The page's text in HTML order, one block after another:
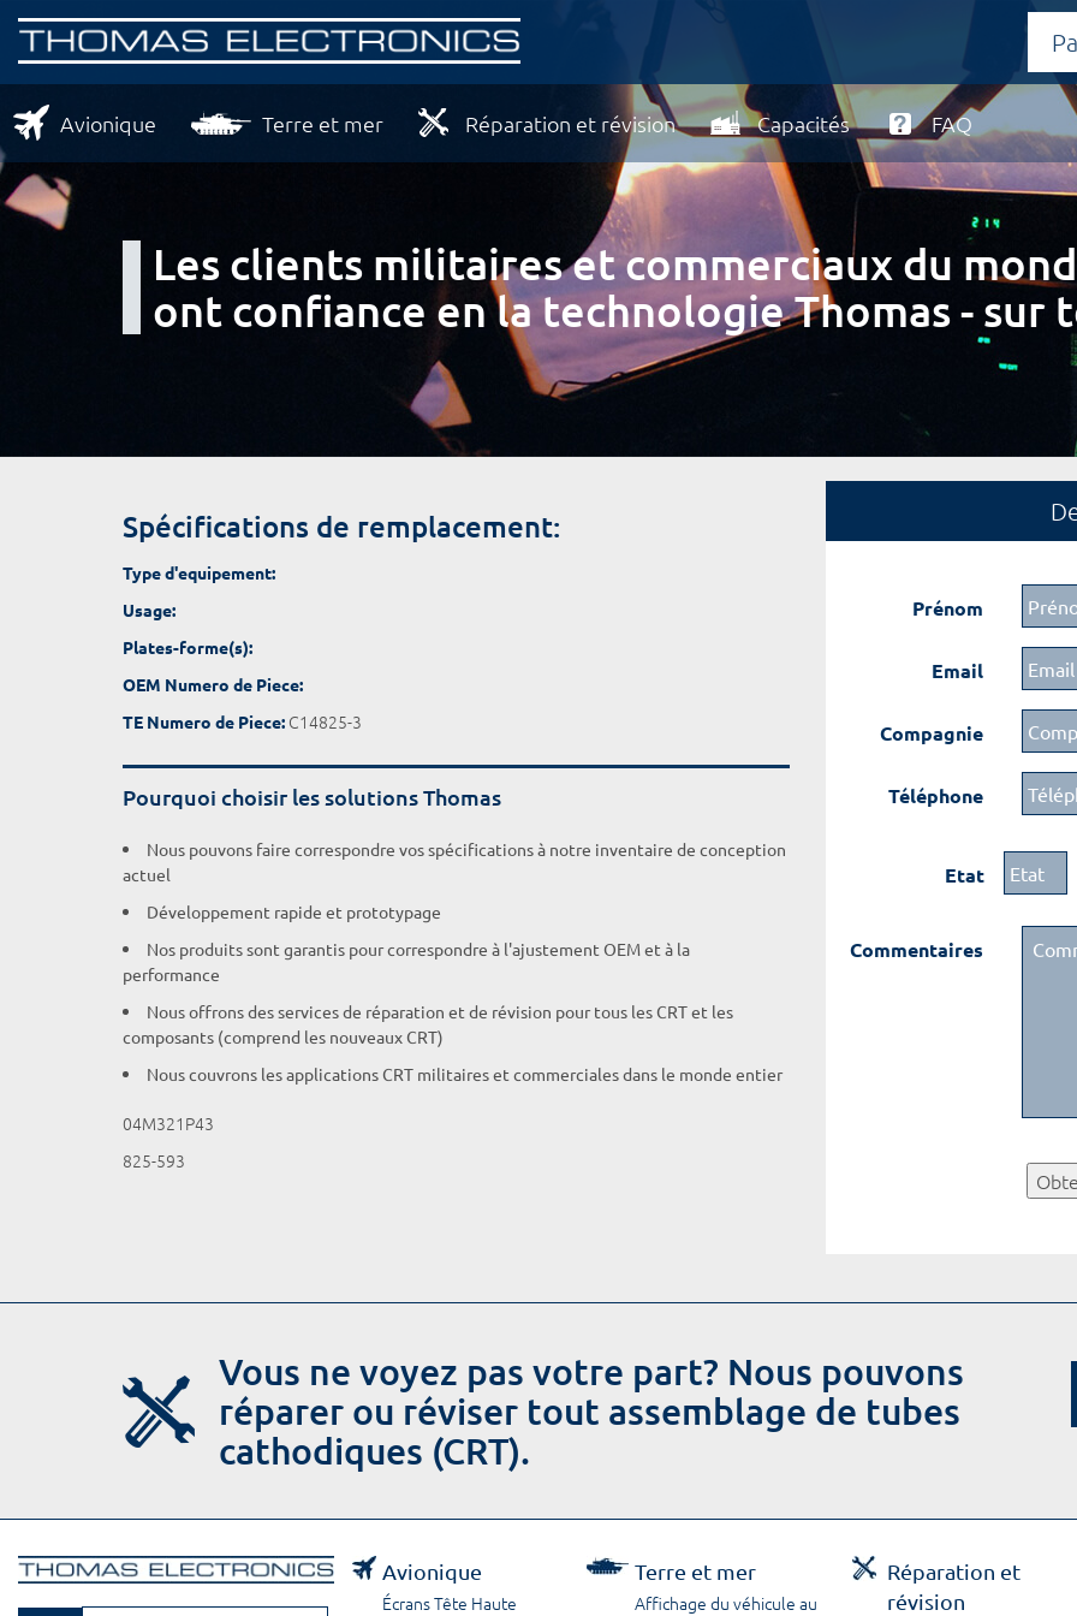
Avionique Terre et mer Réparation et révision Capacités FAQ
Les clients militaires et commerciaux du
ont confiance en la technologie Thomas - sur
Spécifications de remplacement:
Type d'equipement:
Usage:
Plates-forme(s):
OEM Numero de Piece:
TE Numero de Piece: C14825-3
Pourquoi choisir les solutions Thomas
Nous pouvons faire correspondre vos spécifications à notre inventaire de conception
actuel
Développement rapide et prototypage
Nos produits sont garantis pour correspondre à l'ajustement OEM et à la
performance
Nous offrons des services de réparation et de révision pour tous les CRT et les
composants (comprend les nouveaux CRT)
Nous couvrons les applications CRT militaires et commerciales dans le monde entier
04M321P43
825-593
Prénom
Email
Compagnie
Téléphone
Etat
Commentaires
Vous ne voyez pas votre part? Nous pouvons
réparer ou réviser tout assemblage de tubes
cathodiques (CRT).
Avionique
Écrans Tête Haute
Terre et mer
Affichage du véhicule au
Réparation et
révision